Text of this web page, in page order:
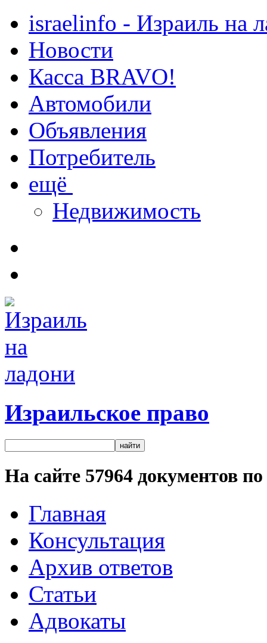
israelinfo - Израиль на
Новости
Касса BRAVO!
Автомобили
Объявления
Потребитель
ещё
Недвижимость
Израильское право
На сайте 57964 документов
Главная
Консультация
Архив ответов
Статьи
Адвокаты